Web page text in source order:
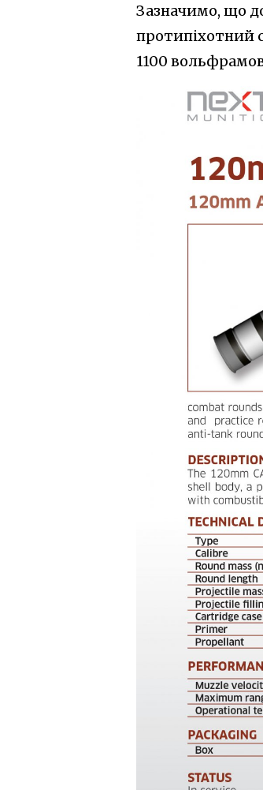
Зазначимо, що
протипіхотний
1100